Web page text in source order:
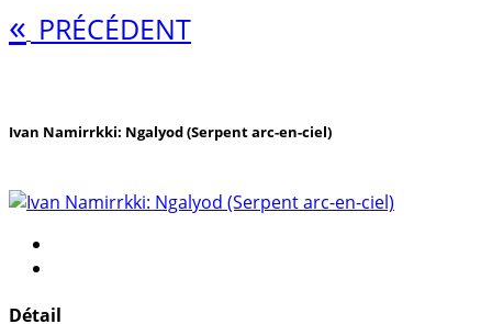
« PRÉCÉDENT
Ivan Namirrkki: Ngalyod (Serpent arc-en-ciel)
Détail